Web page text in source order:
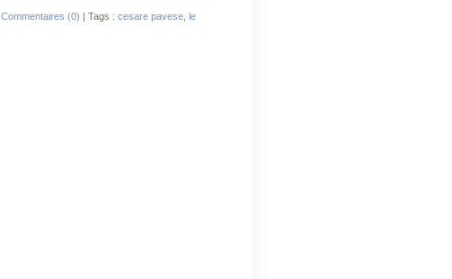
Commentaires (0) | Tags : cesare pavese le